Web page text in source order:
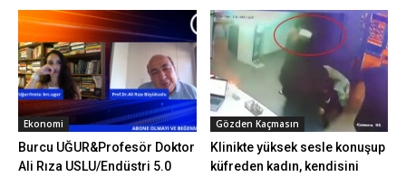
Ekonomi
Burcu UĞUR&Profesör Doktor
Ali Rıza USLU/Endüstri 5.0
Gözden Kaçmasın
Klinikte yüksek sesle konuşup
küfreden kadın, kendisini